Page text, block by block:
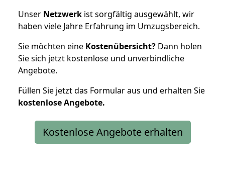
Unser Netzwerk ist sorgfältig ausgewählt, wir
haben viele Jahre Erfahrung im Umzugsbereich.
Sie möchten eine Kostenübersicht? Dann holen
Sie sich jetzt kostenlose und unverbindliche
Angebote.
Füllen Sie jetzt das Formular aus und erhalten Sie
kostenloseAngebote.
Kostenlose Angebote erhalten